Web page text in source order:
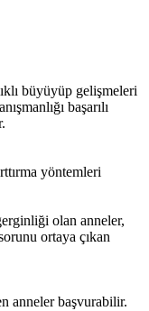
büyüyüp gelişmeleri
başarılı
yöntemleri
olan anneler,
ortaya çıkan
anneler başvurabilir.